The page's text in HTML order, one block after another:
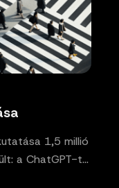
1,5 millió
a ChatGPT-t…